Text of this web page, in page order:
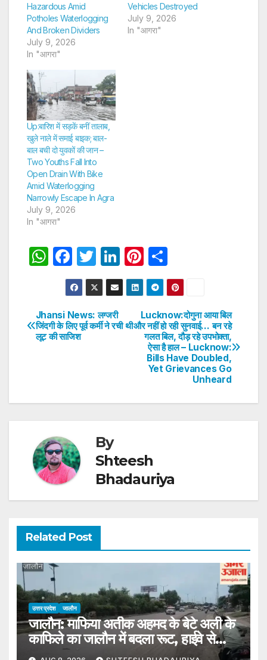
Hazardous Amid
Potholes Waterlogging
And Broken Dividers
July 9, 2026
In "आगरा"
Vehicles Destroyed
July 9, 2026
In "आगरा"
Up:बारिश में सड़कें बनीं तालाब,
खुले नाले में समाई बाइक; बाल-
बाल बची दो युवकों की जान –
Two Youths Fall Into
Open Drain With Bike
Amid Waterlogging
Narrowly Escape In Agra
July 9, 2026
In "आगरा"
W
s
A
F
a
c
e
b
T
w
itt
er
Li
n
k
dI
Pi
nt
er
e
st
h
ar
e
Post
navigation
Lucknow:दोगुना आया बिल
और नहीं हो रही सुनवाई… बन रहे
गलत बिल, दौड़ रहे उपभोक्ता,
ऐसा है हाल – Lucknow:
Bills Have Doubled,
Yet Grievances Go
Unheard
Jhansi News: लग्जरी
जिंदगी के लिए पूर्व कर्मी ने रची थी
लूट की साजिश
By
Shteesh
Bhadauriya
Related Post
उत्तर प्रदेश जालौन
जालौन: माफिया अतीक अहमद के बेटे अली के
काफिले का जालौन में बदला रूट, हाईवे से
प्रयागराज रवाना